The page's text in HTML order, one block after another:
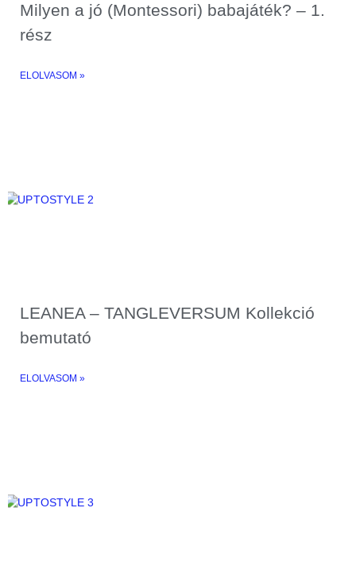
Milyen a jó (Montessori) babajáték? – 1.
rész
ELOLVASOM »
LEANEA – TANGLEVERSUM Kollekció
bemutató
ELOLVASOM »